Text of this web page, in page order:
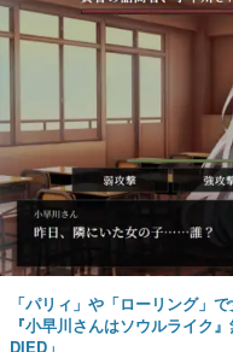
「パリィ」や「ローリング」
『小早川さんはソウルライク
DIED」